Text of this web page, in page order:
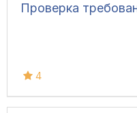
Проверка
4